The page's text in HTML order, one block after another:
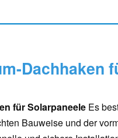
Dachhaken
für Solarpaneele Es
Bauweise und der